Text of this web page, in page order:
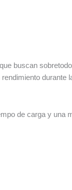
buscan
durante
de carga y una